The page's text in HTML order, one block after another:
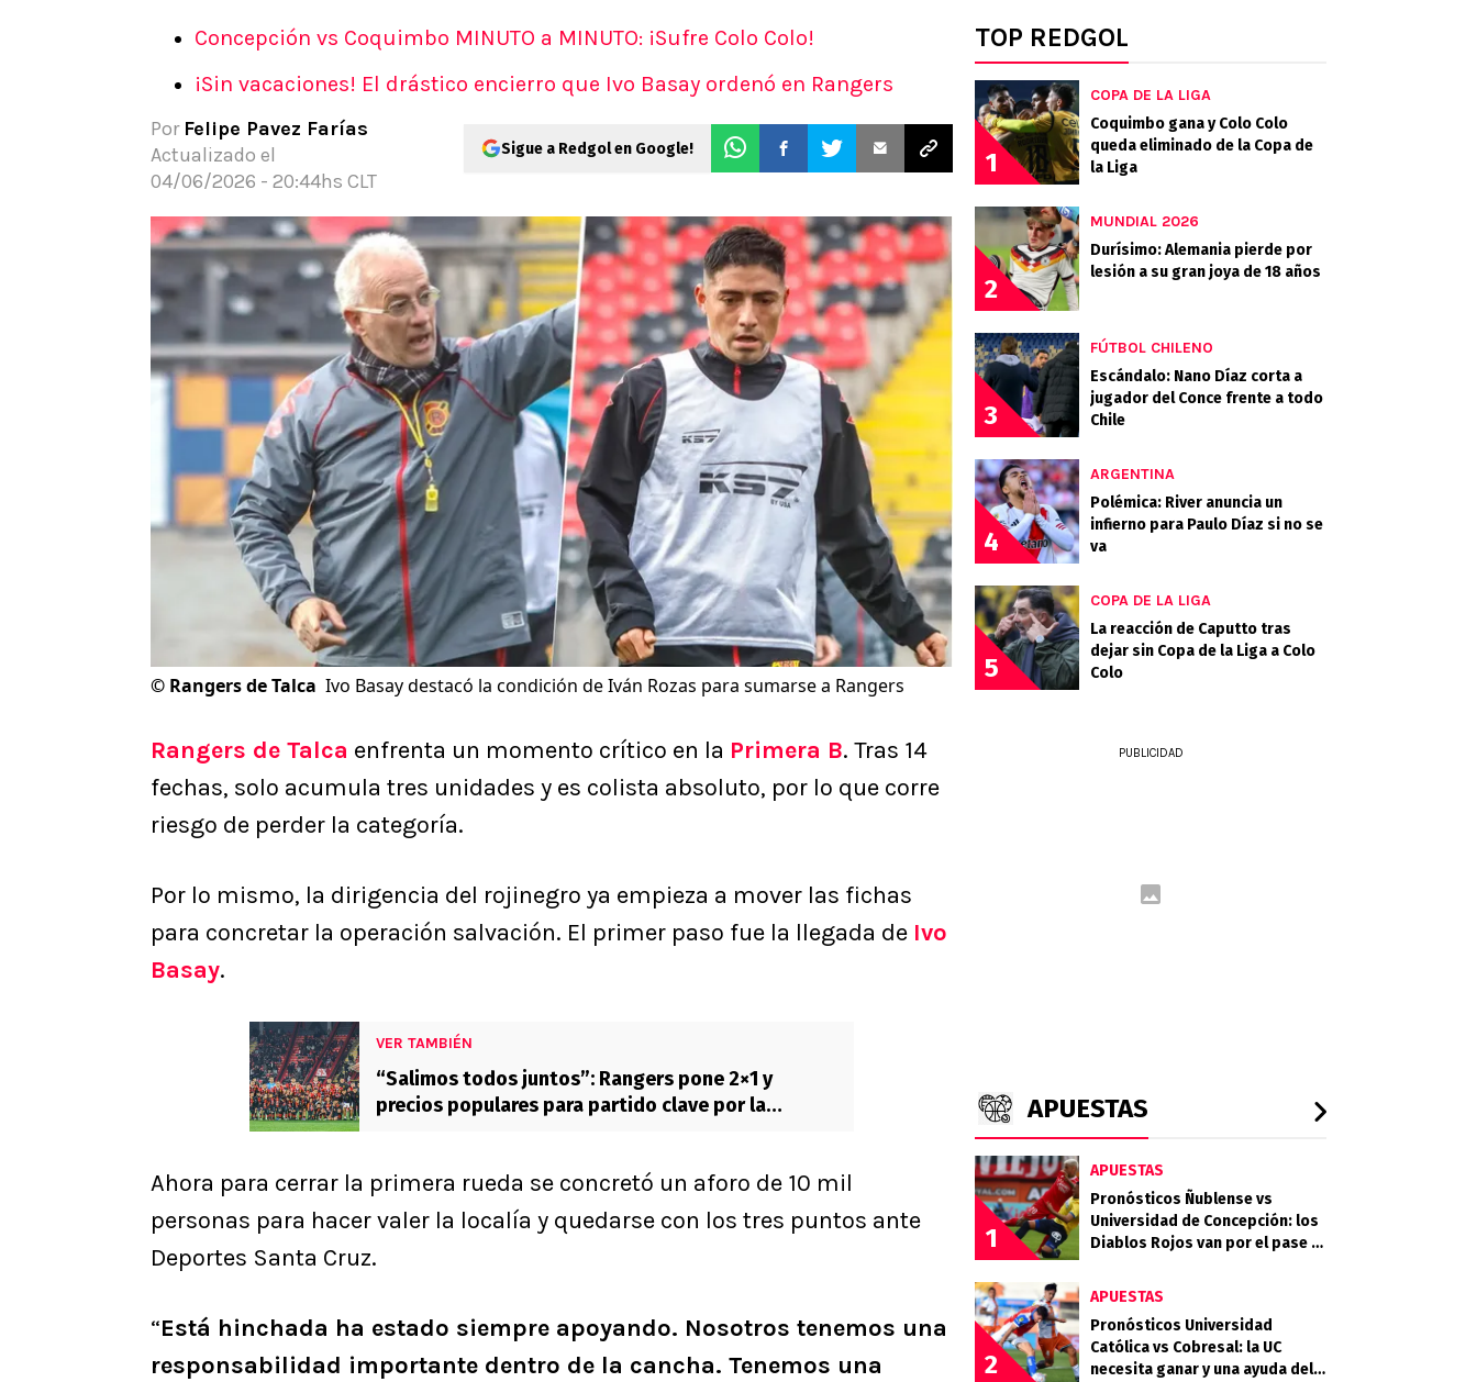
Pronósticos
Apuesta del día
Concepción vs Coquimbo MINUTO a MINUTO: ¡Sufre Colo Colo!
¡Sin vacaciones! El drástico encierro que Ivo Basay ordenó en Rangers
Por Felipe Pavez Farías
Actualizado el
04/06/2026 - 20:44hs CLT
Sigue a Redgol en Google!
© Rangers de Talca Ivo Basay destacó la condición de Iván Rozas para sumarse a Rangers
Rangers de Talca enfrenta un momento crítico en la Primera B. Tras 14
fechas, solo acumula tres unidades y es colista absoluto, por lo que corre
riesgo de perder la categoría.
Por lo mismo, la dirigencia del rojinegro ya empieza a mover las fichas
para concretar la operación salvación. El primer paso fue la llegada de Ivo
Basay.
VER TAMBIÉN
“Salimos todos juntos”: Rangers pone 2×1 y
precios populares para partido clave por la
Ahora para cerrar la primera rueda se concretó un aforo de 10 mil
personas para hacer valer la localía y quedarse con los tres puntos ante
Deportes Santa Cruz.
“Está hinchada ha estado siempre apoyando. Nosotros tenemos una
responsabilidad importante dentro de la cancha. Tenemos una
TOP REDGOL
1
COPA DE LA LIGA
Coquimbo gana y Colo Colo
queda eliminado de la Copa de
la Liga
2
MUNDIAL 2026
Durísimo: Alemania pierde por
lesión a su gran joya de 18 años
3
FÚTBOL CHILENO
Escándalo: Nano Díaz corta a
jugador del Conce frente a todo
Chile
4
ARGENTINA
Polémica: River anuncia un
infierno para Paulo Díaz si no se
va
5
COPA DE LA LIGA
La reacción de Caputto tras
dejar sin Copa de la Liga a Colo
Colo
PUBLICIDAD
APUESTAS
1
APUESTAS
Pronósticos Ñublense vs
Universidad de Concepción: los
Diablos Rojos van por el pase a
2
APUESTAS
Pronósticos Universidad
Católica vs Cobresal: la UC
necesita ganar y una ayuda del